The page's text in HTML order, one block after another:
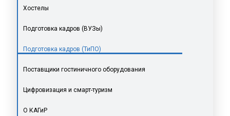
Хостелы
Подготовка кадров (ВУЗы)
Подготовка кадров (ТиПО)
Поставщики гостиничного оборудования
Цифровизация и смарт-туризм
О КАГиР